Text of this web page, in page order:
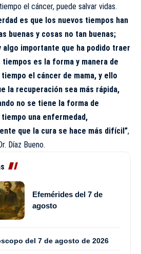
el cáncer, puede salvar vidas.
es que los nuevos tiempos han
buenas y cosas no tan buenas;
algo importante que ha podido traer
tiempos es la forma y manera de
el cáncer de mama, y ello
la recuperación sea más rápida,
no se tiene la forma de
una enfermedad,
que la cura se hace más difícil”,
Díaz Bueno.
Efemérides del 7 de
agosto
del 7 de agosto de 2026